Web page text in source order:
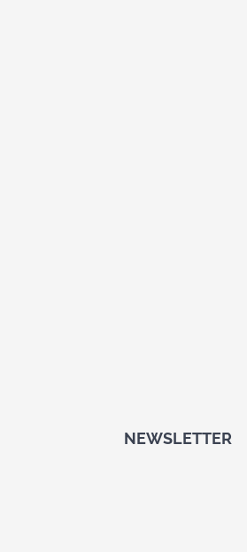
NEWSLETTER